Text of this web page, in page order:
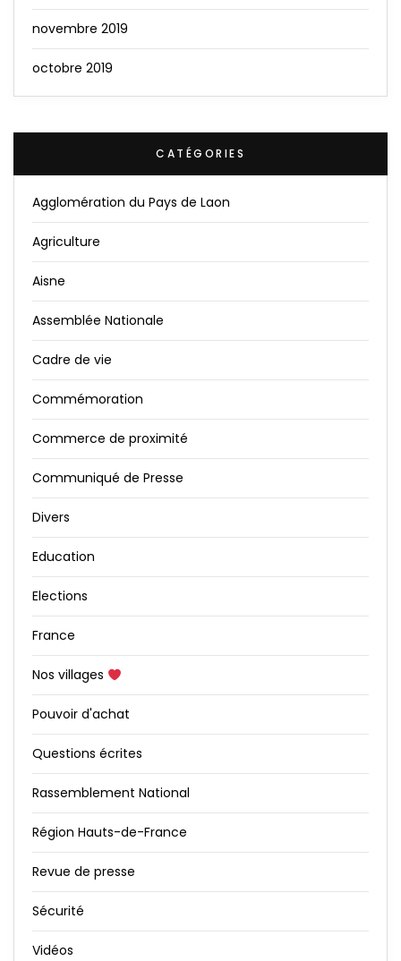
novembre 2019
octobre 2019
CATÉGORIES
Agglomération du Pays de Laon
Agriculture
Aisne
Assemblée Nationale
Cadre de vie
Commémoration
Commerce de proximité
Communiqué de Presse
Divers
Education
Elections
France
Nos villages
Pouvoir d'achat
Questions écrites
Rassemblement National
Région Hauts-de-France
Revue de presse
Sécurité
Vidéos